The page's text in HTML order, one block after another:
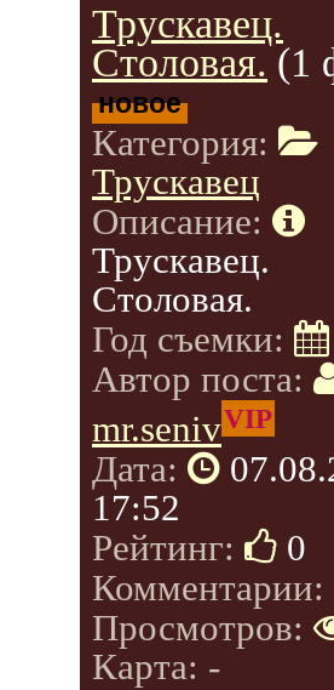
Трускавец.
Столовая. (1
новое
Категория:
Трускавец
Описание:
Трускавец.
Столовая.
Год съемки:
Автор поста:
mr.senivVIP
Дата:
17:52
Рейтинг:
0
Комментарии:
Просмотров:
Карта: -